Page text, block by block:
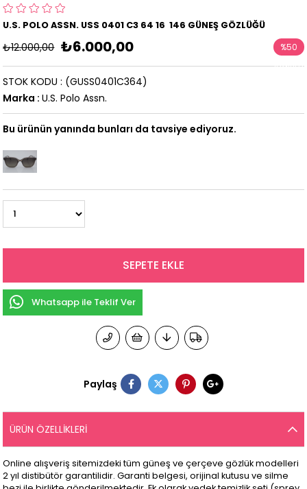
U.S. POLO ASSN. USS 0401 C3 64 16 146 GÜNEŞ GÖZLÜĞÜ
₺12.000,00 ₺6.000,00 %50
İndirim
(GUSS0401C364)
STOK KODU
Marka : U.S. Polo Assn.
Bu ürünün yanında bunları da tavsiye ediyoruz.
Whatsapp ile Teklif Ver
Paylaş
ÜRÜN ÖZELLIKLERI
Online alışveriş sitemizdeki tüm güneş ve çerçeve gözlük modelleri
2 yıl distibütör garantilidir. Garanti belgesi, orijinal kutusu ve silme